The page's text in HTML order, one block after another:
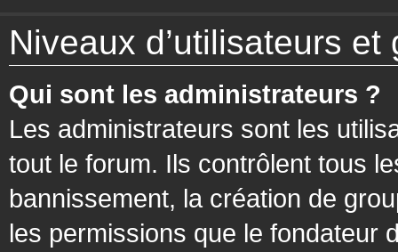
Niveaux d’utilisateurs et
Qui sont les administrateurs ?
Les administrateurs sont les
tout le forum. Ils contrôlent tous
bannissement, la création de
les permissions que le fondateur